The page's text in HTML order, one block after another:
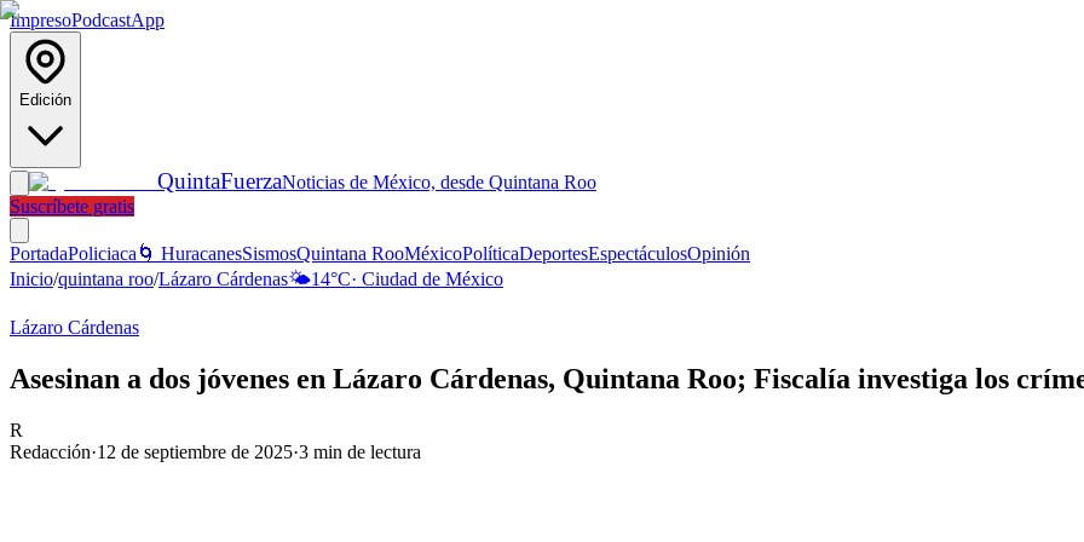
ImpresoPodcastApp
Edición
QuintaFuerzaNoticias de México, desde Quintana Roo
Suscríbete gratis
PortadaPoliciaca 🌀 HuracanesSismosQuintana RooMéxicoPolíticaDeportesEspectáculosOpinión
Inicio/quintana roo/Lázaro Cárdenas🌤️14°C· Ciudad de México
Lázaro Cárdenas
Asesinan a dos jóvenes en Lázaro Cárdenas, Quintana Roo; Fiscalía investiga los
R
Redacción·12 de septiembre de 2025·3 min de lectura